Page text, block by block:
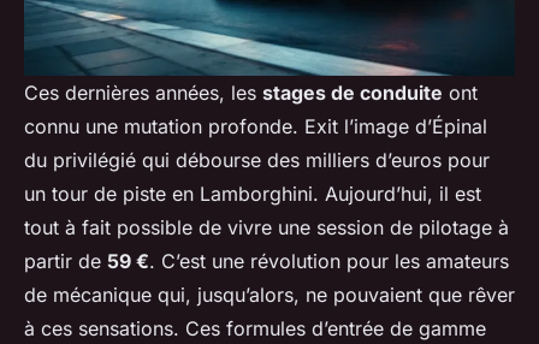
Ces dernières années, les stages de conduite ont
connu une mutation profonde. Exit l’image d’Épinal
du privilégié qui débourse des milliers d’euros pour
un tour de piste en Lamborghini. Aujourd’hui, il est
tout à fait possible de vivre une session de pilotage à
partir de 59 €. C’est une révolution pour les amateurs
de mécanique qui, jusqu’alors, ne pouvaient que rêver
à ces sensations. Ces formules d’entrée de gamme